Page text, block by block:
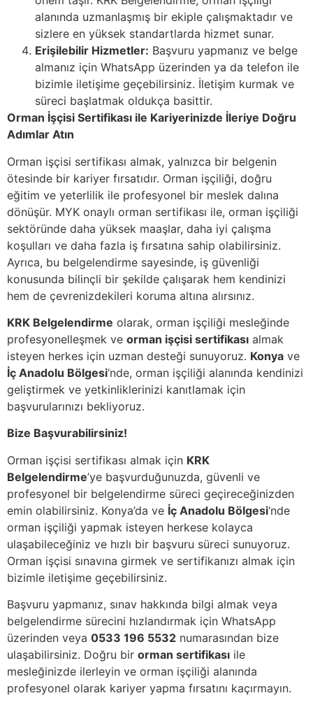
alanında uzmanlaşmış bir ekiple çalışmaktadır ve
sizlere en yüksek standartlarda hizmet sunar.
Erişilebilir Hizmetler: Başvuru yapmanız ve belge
almanız için WhatsApp üzerinden ya da telefon ile
bizimle iletişime geçebilirsiniz. İletişim kurmak ve
süreci başlatmak oldukça basittir.
Orman İşçisi Sertifikası ile Kariyerinizde İleriye Doğru
Adımlar Atın
Orman işçisi sertifikası almak, yalnızca bir belgenin
ötesinde bir kariyer fırsatıdır. Orman işçiliği, doğru
eğitim ve yeterlilik ile profesyonel bir meslek dalına
dönüşür. MYK onaylı orman sertifikası ile, orman işçiliği
sektöründe daha yüksek maaşlar, daha iyi çalışma
koşulları ve daha fazla iş fırsatına sahip olabilirsiniz.
Ayrıca, bu belgelendirme sayesinde, iş güvenliği
konusunda bilinçli bir şekilde çalışarak hem kendinizi
hem de çevrenizdekileri koruma altına alırsınız.
KRK Belgelendirme olarak, orman işçiliği mesleğinde
profesyonelleşmek ve orman işçisi sertifikası almak
isteyen herkes için uzman desteği sunuyoruz. Konya ve
İç Anadolu Bölgesi‘nde, orman işçiliği alanında kendinizi
geliştirmek ve yetkinliklerinizi kanıtlamak için
başvurularınızı bekliyoruz.
Bize Başvurabilirsiniz!
Orman işçisi sertifikası almak için KRK
Belgelendirme’ye başvurduğunuzda, güvenli ve
profesyonel bir belgelendirme süreci geçireceğinizden
emin olabilirsiniz. Konya’da ve İç Anadolu Bölgesi‘nde
orman işçiliği yapmak isteyen herkese kolayca
ulaşabileceğiniz ve hızlı bir başvuru süreci sunuyoruz.
Orman işçisi sınavına girmek ve sertifikanızı almak için
bizimle iletişime geçebilirsiniz.
Başvuru yapmanız, sınav hakkında bilgi almak veya
belgelendirme sürecini hızlandırmak için WhatsApp
üzerinden veya 0533 196 5532 numarasından bize
ulaşabilirsiniz. Doğru bir orman sertifikası ile
mesleğinizde ilerleyin ve orman işçiliği alanında
profesyonel olarak kariyer yapma fırsatını kaçırmayın.